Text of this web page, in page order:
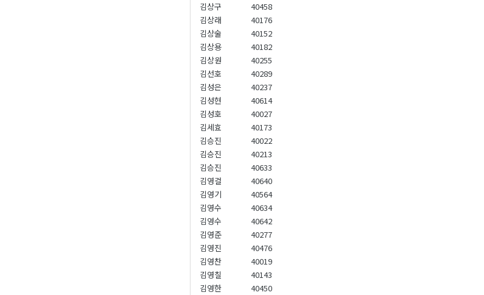
김상구
40458
김상래
40176
김상술
40152
김상용
40182
김상원
40255
김선호
40289
김성은
40237
김성현
40614
김성호
40027
김세효
40173
김승진
40022
김승진
40213
김승진
40633
김영걸
40640
김영기
40564
김영수
40634
김영수
40642
김영준
40277
김영진
40476
김영찬
40019
김영칠
40143
김영한
40450